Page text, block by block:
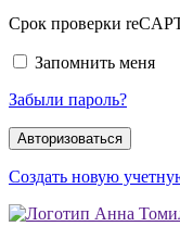
Срок проверки
Запомнить меня
Забыли пароль?
Создать новую